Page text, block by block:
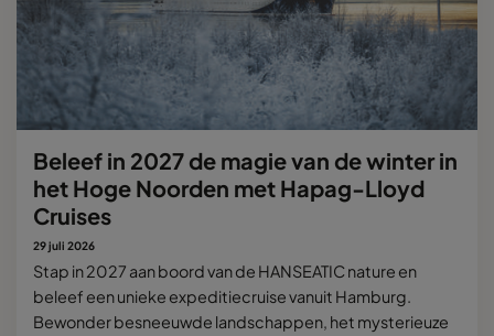
Beleef in 2027 de magie van de winter in
het Hoge Noorden met Hapag-Lloyd
Cruises
29 juli 2026
Stap in 2027 aan boord van de HANSEATIC nature en
beleef een unieke expeditiecruise vanuit Hamburg.
Bewonder besneeuwde landschappen, het mysterieuze